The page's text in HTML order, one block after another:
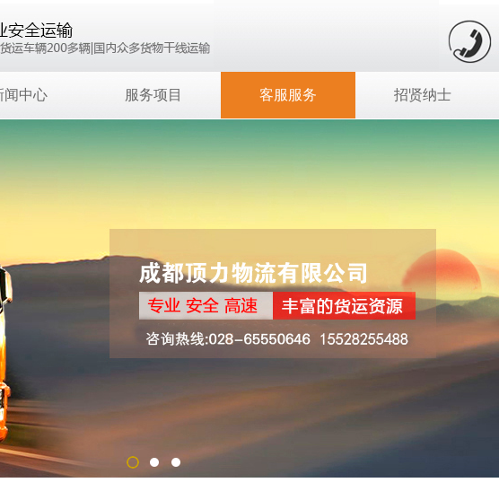
闻中心 服务项目 客服服务 招贤纳士